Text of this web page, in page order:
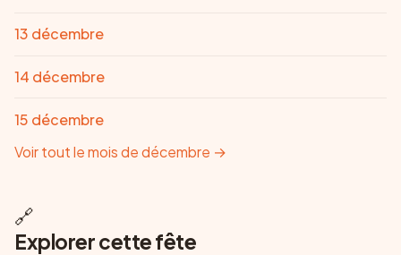
13 décembre
14 décembre
15 décembre
Voir tout le mois de décembre →
🔗
Explorer cette fête